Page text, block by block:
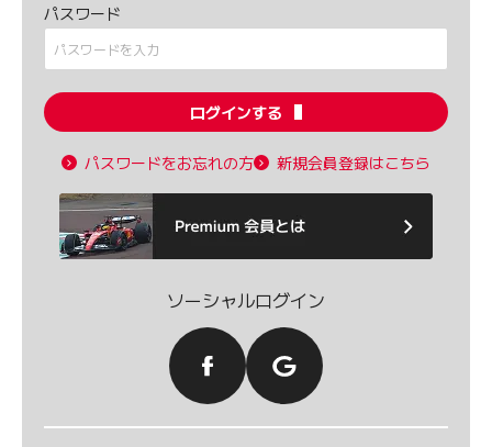
パスワード
ログインする
パスワードをお忘れの方 新規会員登録はこちら
ソーシャルログイン